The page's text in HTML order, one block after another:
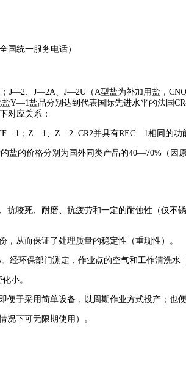
国统一服务电话）
、J—2A、J—2U（A型盐为补加用盐，
Y—1盐品分别达到代表国际先进水平的法国
对应关系：
；Z—1、Z—2=CR2并具有REC—1相同的功
的价格分别为国外同类产品的40—70%（因原
咬死、耐磨、抗疲劳和一定的耐蚀性（仅不
从而保证了处理质量的稳定性（重现性）。
环保部门测定，作业点的空气和工作清洗水
小。
于采用简单设备，以周期作业方式投产；也便
下可无限期使用）。